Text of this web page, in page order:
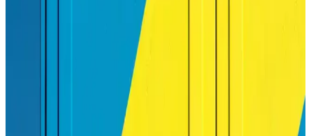
HP M479dw, yüksek hız, çok fonksiyon ve kablosuz bağlantı
özellikleriyle ofislerin vazgeçilmez çözümüdür. Güvenlik ve
ekonomik kullanım avantajlarıyla öne çıkar.
Samsung Xpress M2020W Yazıcı İçin En Uygun
Toner Seçenekleri ve Bakım İpuçları
Samsung Xpress M2020W yazıcısı için orijinal ve uyumlu toner
seçimleri, kullanım ipuçları ve bakım önerileriyle baskı kalitenizi
koruyun ve maliyetlerinizi optimize edin.